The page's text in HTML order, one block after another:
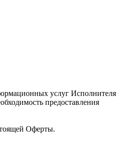
услуг Исполнителя
предоставления
Оферты.